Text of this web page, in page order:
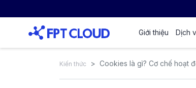
Giới thiệu Dịch
Kiến thức Cookies là gì? Cơ chế hoạt